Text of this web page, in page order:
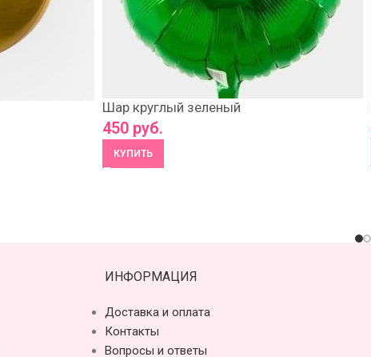
Шар круглый зеленый
450 руб.
КУПИТЬ
ИНФОРМАЦИЯ
Доставка и оплата
Контакты
Вопросы и ответы